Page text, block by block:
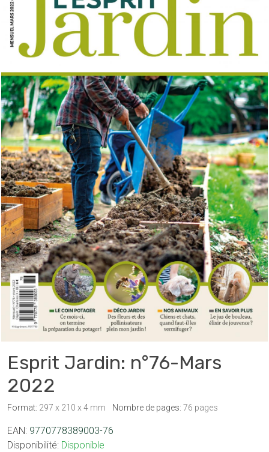
Esprit Jardin: n°76-Mars
2022
Format: 297 x 210 x 4 mm Nombre de pages: 76 pages
EAN: 9770778389003-76
Disponibilité: Disponible